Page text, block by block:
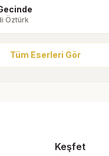
Öztürk
Tüm Eserleri Gör
Keşfet